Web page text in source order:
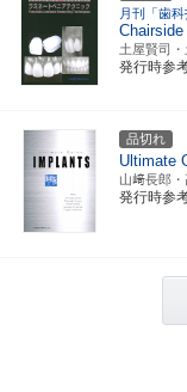
月刊「歯
土屋賢司
発行時参
品切れ
Ultimate
山﨑長郎
発行時参